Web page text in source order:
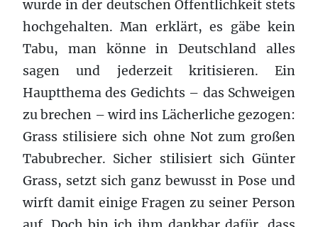
wurde in der deutschen Öffentlichkeit stets
hochgehalten. Man erklärt, es gäbe kein
Tabu, man könne in Deutschland alles
sagen und jederzeit kritisieren. Ein
Hauptthema des Gedichts – das Schweigen
zu brechen – wird ins Lächerliche gezogen:
Grass stilisiere sich ohne Not zum großen
Tabubrecher. Sicher stilisiert sich Günter
Grass, setzt sich ganz bewusst in Pose und
wirft damit einige Fragen zu seiner Person